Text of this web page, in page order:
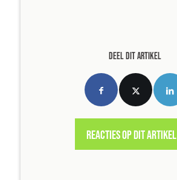
DEEL DIT ARTIKEL
REACTIES OP DIT ARTIKEL